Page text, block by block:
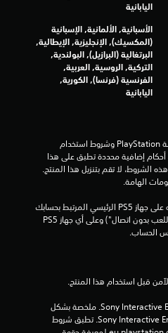
ا
ل
8
ن
ق
اليابانية
الأسبانية, الألمانية, الإسبانية
(المكسيك), الإنجليزية, الإيطالية,
البرتغالية (البرازيل), البولندية,
التركية, الروسية, العربية,
الفرنسية (فرنسا), الكورية,
اليابانية
الهامة.
الحساب.